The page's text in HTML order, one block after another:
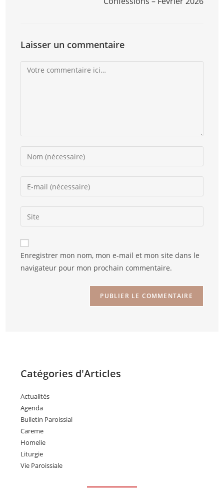
Laisser un commentaire
Enregistrer mon nom, mon e-mail et mon site dans le
navigateur pour mon prochain commentaire.
Catégories d'Articles
Actualités
Agenda
Bulletin Paroissial
Careme
Homelie
Liturgie
Vie Paroissiale